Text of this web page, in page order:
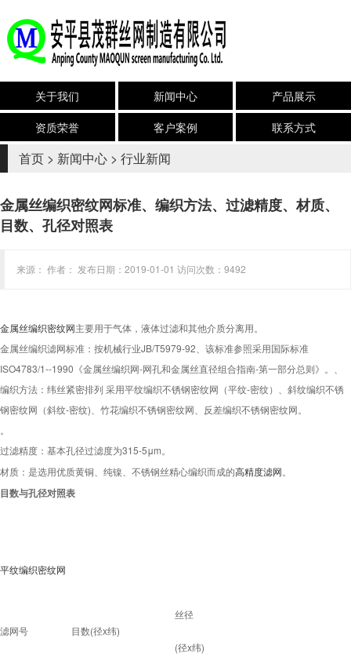
关于我们 新闻中心
产品展示
资质荣誉
客户案例 联系方式
首页 > 新闻中心 > 行业新闻
金属丝编织密纹网标准、编织方法、过滤精度、材质、
目数、孔径对照表
来源： 作者： 发布日期：2019-01-01 访问次数：9492
金属丝编织密纹网主要用于气体，液体过滤和其他介质分离用。
金属丝编织滤网标准：按机械行业JB/T5979-92、该标准参照采用国际标准
ISO4783/1--1990《金属丝编织网-网孔和金属丝直径组合指南-第一部分总则》。、
编织方法：纬丝紧密排列 采用平纹编织不锈钢密纹网（平纹-密纹）、斜纹编织不锈
钢密纹网（斜纹-密纹)、竹花编织不锈钢密纹网、反差编织不锈钢密纹网。
。
过滤精度：基本孔径过滤度为315-5μm。
材质：是选用优质黄铜、纯镍、不锈钢丝精心编织而成的高精度滤网。
目数与孔径对照表
平纹编织密纹网
滤网号 目数(径x纬)
丝径
(径x纬)